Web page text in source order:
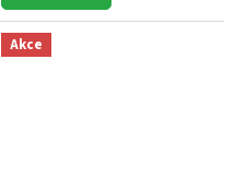
Akce